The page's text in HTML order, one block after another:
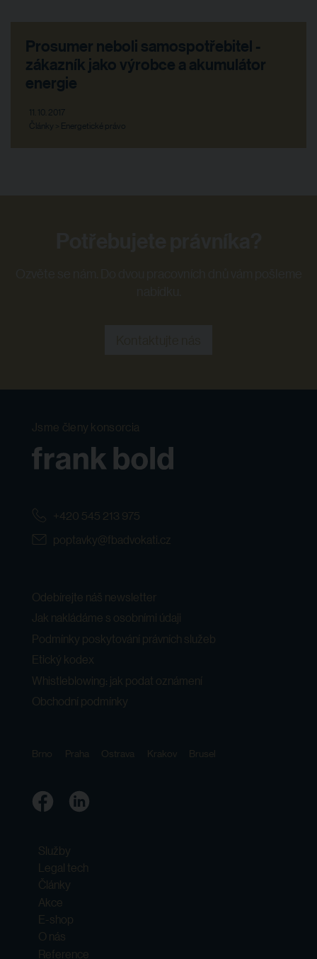
Prosumer neboli samospotřebitel -
zákazník jako výrobce a akumulátor
energie
11. 10. 2017
Články > Energetické právo
Jsme členy konsorcia
+420 545 213 975
poptavky@fbadvokati.cz
Odebírejte náš newsletter
Jak nakládáme s osobními údaji
Podmínky poskytování právních služeb
Etický kodex
Whistleblowing: jak podat oznámení
Obchodní podmínky
Brno Praha Ostrava Krakov Brusel
Služby
Legal tech
Články
Akce
E-shop
O nás
Reference